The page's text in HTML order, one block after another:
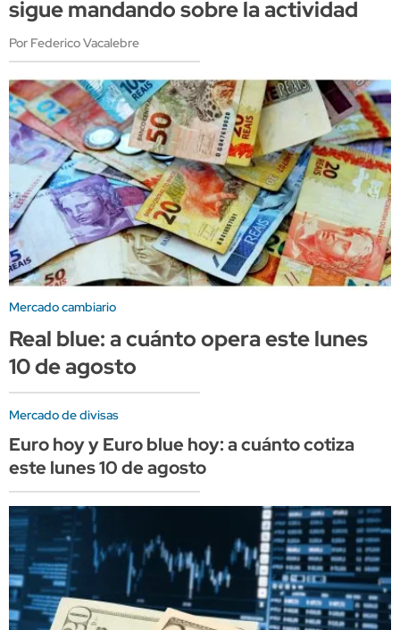
sigue mandando sobre la actividad
Por Federico Vacalebre
Mercado cambiario
Real blue: a cuánto opera este lunes
10 de agosto
Mercado de divisas
Euro hoy y Euro blue hoy: a cuánto cotiza
este lunes 10 de agosto